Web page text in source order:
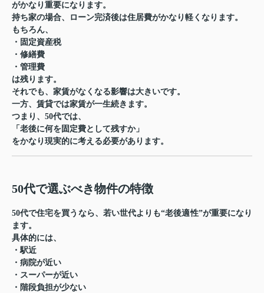
がかなり重要になります。
持ち家の場合、ローン完済後は住居費がかなり軽くなります。
もちろん、
・固定資産税
・修繕費
・管理費
は残ります。
それでも、家賃がなくなる影響は大きいです。
一方、賃貸では家賃が一生続きます。
つまり、50代では、
「老後に何を固定費として残すか」
をかなり現実的に考える必要があります。
50代で選ぶべき物件の特徴
50代で住宅を買うなら、若い世代よりも“老後適性”が重要になり
ます。
具体的には、
・駅近
・病院が近い
・スーパーが近い
・階段負担が少ない